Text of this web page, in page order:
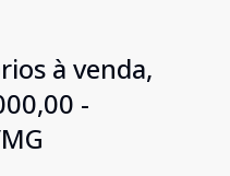
à venda,
-